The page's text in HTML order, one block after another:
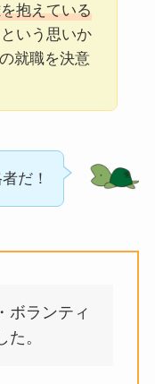
抱えている
いう思いか
就職を決意
だ！
ボランティ
。